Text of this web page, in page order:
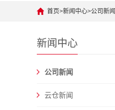
首页>新闻中心>公司新闻
新闻中心
公司新闻
云仓新闻